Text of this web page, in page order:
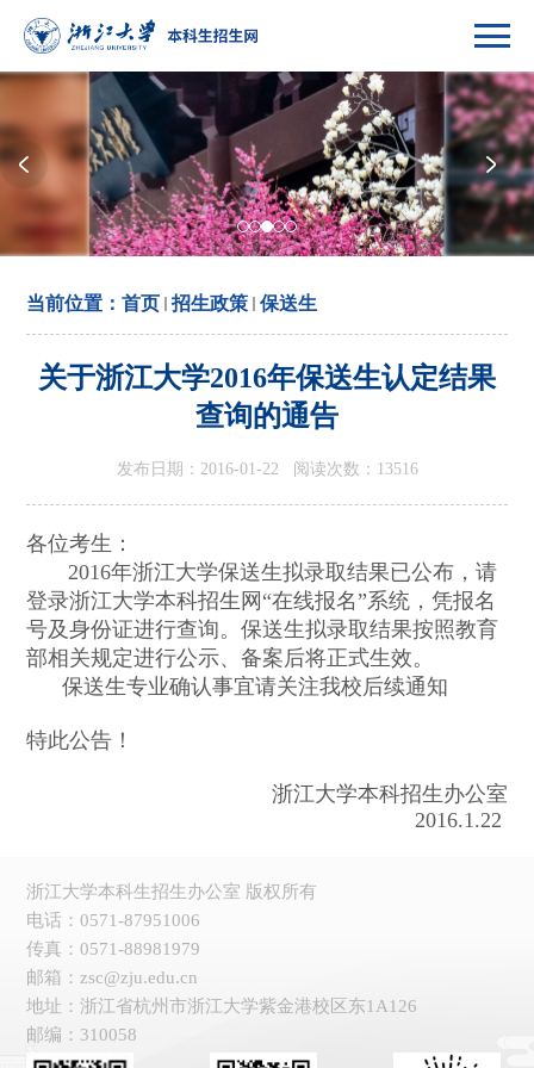
当前位置：首页 招生政策 保送生
关于浙江大学2016年保送生认定结果
查询的通告
发布日期：2016-01-22 阅读次数： 13516
各位考生：
2016年浙江大学保送生拟录取结果已公布，请
登录浙江大学本科招生网“在线报名”系统，凭报名
号及身份证进行查询。保送生拟录取结果按照教育
部相关规定进行公示、备案后将正式生效。
保送生专业确认事宜请关注我校后续通知
特此公告！
浙江大学本科招生办公室
2016.1.22
浙江大学本科生招生办公室 版权所有
电话：0571-87951006
传真：0571-88981979
邮箱：zsc@zju.edu.cn
地址：浙江省杭州市浙江大学紫金港校区东1A126
邮编：310058